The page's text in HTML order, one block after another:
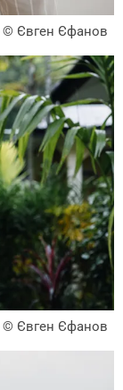
© Євген Єфанов
© Євген Єфанов